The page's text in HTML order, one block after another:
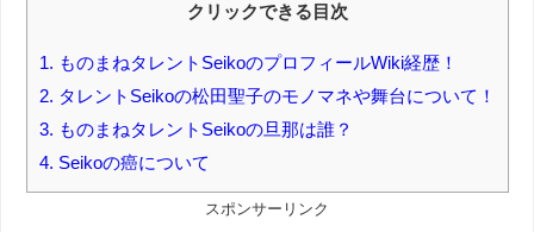
クリックできる目次
1. ものまねタレントSeikoのプロフィールWiki経歴！
2. タレントSeikoの松田聖子のモノマネや舞台について！
3. ものまねタレントSeikoの旦那は誰？
4. Seikoの癌について
スポンサーリンク